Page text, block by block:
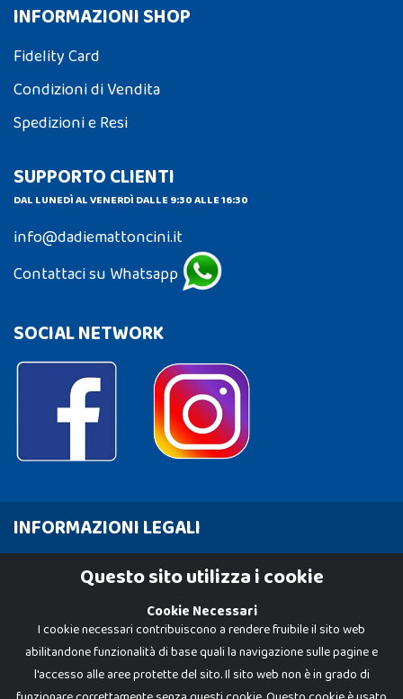
INFORMAZIONI SHOP
Fidelity Card
Condizioni di Vendita
Spedizioni e Resi
SUPPORTO CLIENTI
DAL LUNEDÌ AL VENERDÌ DALLE 9:30 ALLE 16:30
info@dadiemattoncini.it
Contattaci su Whatsapp
SOCIAL NETWORK
INFORMAZIONI LEGALI
Cookie PolicyQuesto sito utilizza i cookie
Cookie Necessari
I cookie necessari contribuiscono a rendere fruibile il sito web
abilitandone funzionalità di base quali la navigazione sulle pagine e
l'accesso alle aree protette del sito. Il sito web non è in grado di